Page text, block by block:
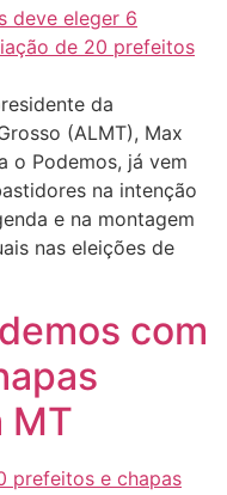
da
(ALMT), Max
o Podemos, já vem
na intenção
e na montagem
nas eleições de
com
MT